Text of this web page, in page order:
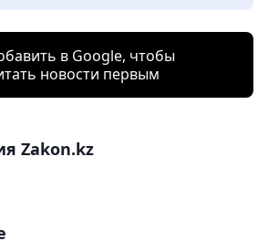
в Google, чтобы
новости первым
Zakon.kz